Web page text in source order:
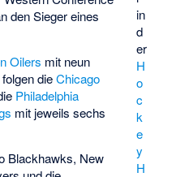
in
d
er
H
o
c
k
e
y
H
den Sieger eines
Oilers mit neun
folgen dieChicago
Philadelphia
mit jeweils sechs
Blackhawks, New